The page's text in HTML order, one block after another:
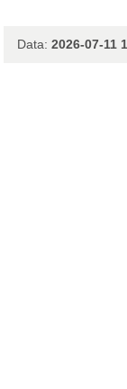
Data:2026-07-11